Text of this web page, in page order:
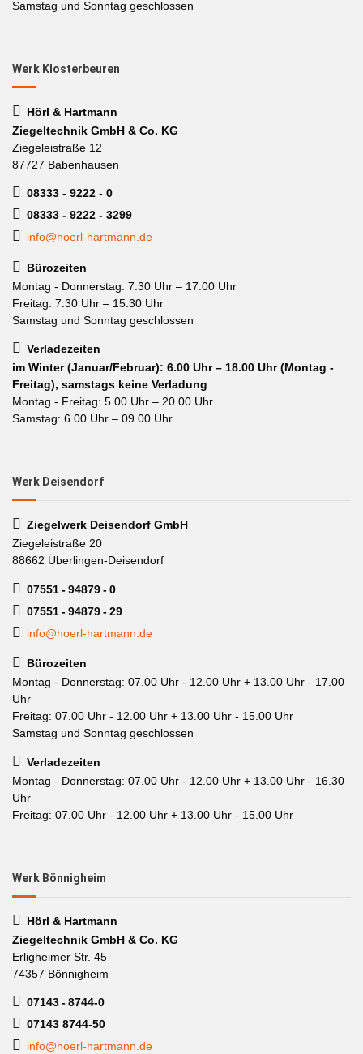
Samstag und Sonntag geschlossen
Werk Klosterbeuren
Hörl & Hartmann
Ziegeltechnik GmbH & Co. KG
Ziegeleistraße 12
87727 Babenhausen
08333 - 9222 - 0
08333 - 9222 - 3299
info@hoerl-hartmann.de
Bürozeiten
Montag - Donnerstag: 7.30 Uhr – 17.00 Uhr
Freitag: 7.30 Uhr – 15.30 Uhr
Samstag und Sonntag geschlossen
Verladezeiten
im Winter (Januar/Februar): 6.00 Uhr – 18.00 Uhr (Montag -
Freitag), samstags keine Verladung
Montag - Freitag: 5.00 Uhr – 20.00 Uhr
Samstag: 6.00 Uhr – 09.00 Uhr
Werk Deisendorf
Ziegelwerk Deisendorf GmbH
Ziegeleistraße 20
88662 Überlingen-Deisendorf
07551 - 94879 - 0
07551 - 94879 - 29
info@hoerl-hartmann.de
Bürozeiten
Montag - Donnerstag: 07.00 Uhr - 12.00 Uhr + 13.00 Uhr - 17.00
Uhr
Freitag: 07.00 Uhr - 12.00 Uhr + 13.00 Uhr - 15.00 Uhr
Samstag und Sonntag geschlossen
Verladezeiten
Montag - Donnerstag: 07.00 Uhr - 12.00 Uhr + 13.00 Uhr - 16.30
Uhr
Freitag: 07.00 Uhr - 12.00 Uhr + 13.00 Uhr - 15.00 Uhr
Werk Bönnigheim
Hörl & Hartmann
Ziegeltechnik GmbH & Co. KG
Erligheimer Str. 45
74357 Bönnigheim
07143 - 8744-0
07143 8744-50
info@hoerl-hartmann.de